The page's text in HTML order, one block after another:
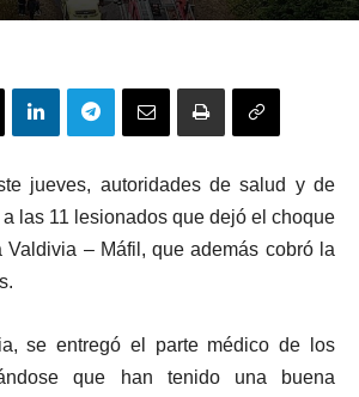
jueves, autoridades de salud y de
las 11 lesionados que dejó el choque
Valdivia – Máfil, que además cobró la
se entregó el parte médico de los
que han tenido una buena